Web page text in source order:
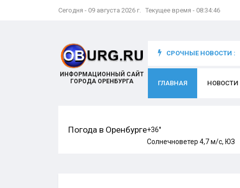
Сегодня - 09 августа 2026 г. Текущее время - 08:34:47
ИНФОРМАЦИОННЫЙ САЙТ
ГОРОДА ОРЕНБУРГА
СРОЧНЫЕ НОВОСТИ :
происходит с игроком
ГЛАВНАЯ НОВОСТИ
Погода в Оренбурге+36°
Солнечноветер 4,7 м/с, ЮЗ